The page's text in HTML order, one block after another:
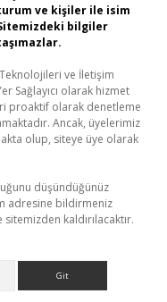
ve kişiler ile isim
bilgiler
Teknolojileri ve İletişim
Sağlayıcı olarak hizmet
proaktif olarak denetleme
Ancak, üyelerimiz
olup, siteye üye olarak
düşündüğünüz
adresine bildirmeniz
kaldırılacaktır.